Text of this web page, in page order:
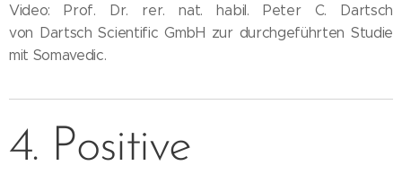
Video: Prof. Dr. rer. nat. habil. Peter C. Dartsch
von Dartsch Scientific GmbH zur durchgeführten Studie
mit Somavedic.
4. Positive